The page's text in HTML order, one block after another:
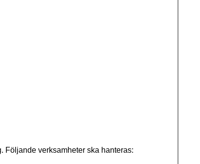
Följande verksamheter ska hanteras: